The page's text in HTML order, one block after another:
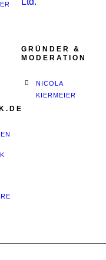
GRÜNDER &
MODERATION
NICOLA
KIERMEIER